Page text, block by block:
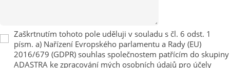
Zaškrtnutím tohoto pole uděluji v souladu s čl. 6 odst. 1
písm. a) Nařízení Evropského parlamentu a Rady (EU)
2016/679 (GDPR) souhlas společnostem patřícím do skupiny
ADASTRA ke zpracování mých osobních údajů pro účely